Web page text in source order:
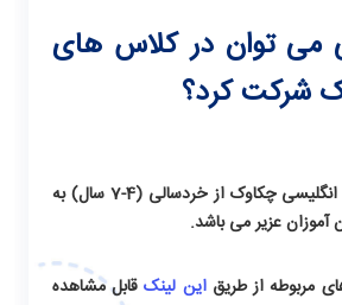
می توان در کلاس های
شرکت کرد؟
آموزشگاه زبان انگلیسی چکاوک از خردسالی (4-7 سال) به
آموزان عزیر می باشد.
مربوطه از طریقاین لینکقابل مشاهده